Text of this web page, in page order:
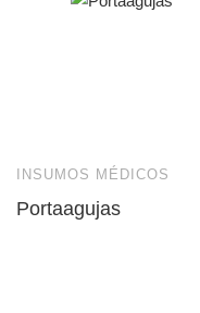
INSUMOS MÉDICOS
Portaagujas